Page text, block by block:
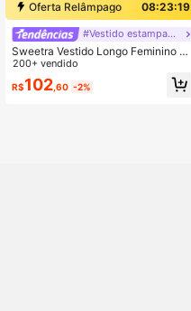
Oferta Relâmpago 08:23:18
#Vestido estampado
Sweetra Vestido Longo Feminino Ti
e Dye Verão Ombré com Cintura Em
pire, Gola Plissada e Bainha Sereia
em Tela
200+ vendido
R$102 ,60 -2%